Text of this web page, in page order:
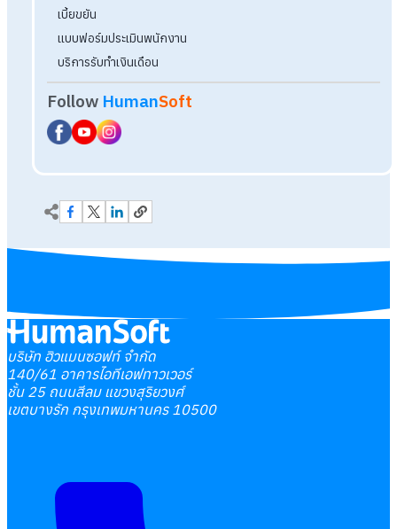
บริษัท ฮิวแมนซอฟท์ จำกัด
140/61 อาคารไอทีเอฟทาวเวอร์
ชั้น 25 ถนนสีลม แขวงสุริยวงศ์
เขตบางรัก กรุงเทพมหานคร 10500